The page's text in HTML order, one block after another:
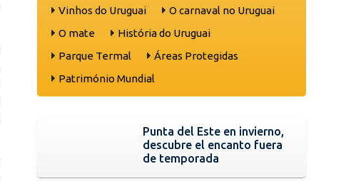
Vinhos do Uruguai
O carnaval no Uruguai
O mate
História do Uruguai
Parque Termal
Áreas Protegidas
Património Mundial
Punta del Este en invierno,
descubre el encanto fuera
de temporada